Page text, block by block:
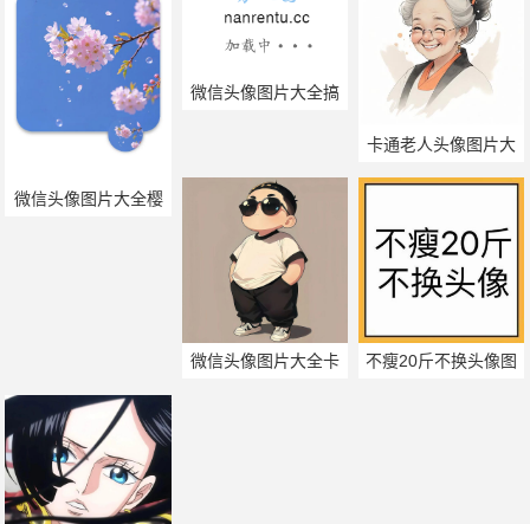
微信头像图片大全樱
微信头像图片大全搞
卡通老人头像图片大
全
微信头像图片大全卡
不瘦20斤不换头像图